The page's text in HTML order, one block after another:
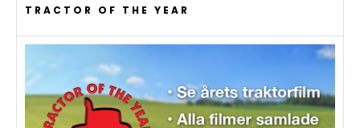
TRACTOR OF THE YEAR